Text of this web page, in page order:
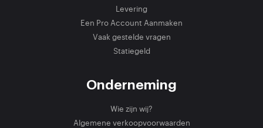
Levering
Een Pro Account Aanmaken
Vaak gestelde vragen
Statiegeld
Onderneming
Wie zijn wij?
Algemene verkoopvoorwaarden